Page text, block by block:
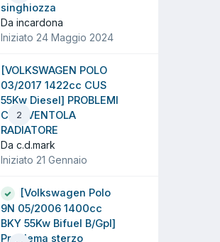
singhiozza
Da incardona
Iniziato 24 Maggio 2024
2
[VOLKSWAGEN POLO
03/2017 1422cc CUS
55Kw Diesel] PROBLEMI
CON VENTOLA
RADIATORE
Da c.d.mark
Iniziato 21 Gennaio
[Volkswagen Polo
9N 05/2006 1400cc
BKY 55Kw Bifuel B/Gpl]
Problema sterzo